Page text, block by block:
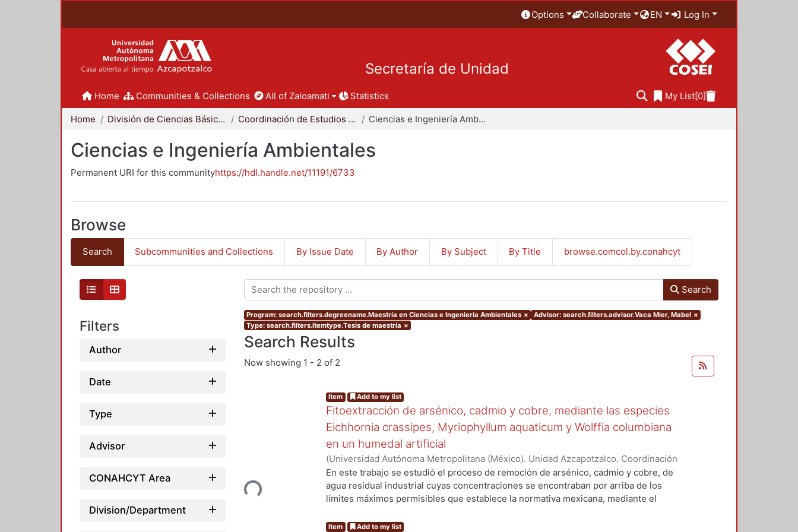
Options Collaborate EN Log In
Secretaría de Unidad
Home Communities & Collections All of Zaloamati Statistics My List[0]
Home División de Ciencias Básicas e Ingeniería Coordinación de Estudios de Posgrado - CBI Ciencias e Ingeniería Ambientales
Ciencias e Ingeniería Ambientales
Permanent URI for this communityhttps://hdl.handle.net/11191/6733
Browse
Search Subcommunities and Collections By Issue Date By Author By Subject By Title browse.comcol.by.conahcyt
Filters
Author
Date
Type
Advisor
CONAHCYT Area
Division/Department
Search
Program: search.filters.degreename.Maestría en Ciencias e Ingeniería Ambientales × Advisor: search.filters.advisor.Vaca Mier, Mabel ×
Type: search.filters.itemtype.Tesis de maestría ×
Search Results
Now showing 1 - 2 of 2
Loading...
Item Add to my list
Fitoextracción de arsénico, cadmio y cobre, mediante las especies
Eichhornia crassipes, Myriophyllum aquaticum y Wolffia columbiana
en un humedal artificial
(Universidad Autónoma Metropolitana (México). Unidad Azcapotzalco. Coordinación
de Servicios de Información. ,2020-01)Islas Olvera, Jessica
En este trabajo se estudió el proceso de remoción de arsénico, cadmio y cobre, de
agua residual industrial cuyas concentraciones se encontraban por arriba de los
límites máximos permisibles que establece la normativa mexicana, mediante el
contaminantes en medio neutro, (2) mezcla de contaminantes en medio ácido y (3)
Item Add to my list